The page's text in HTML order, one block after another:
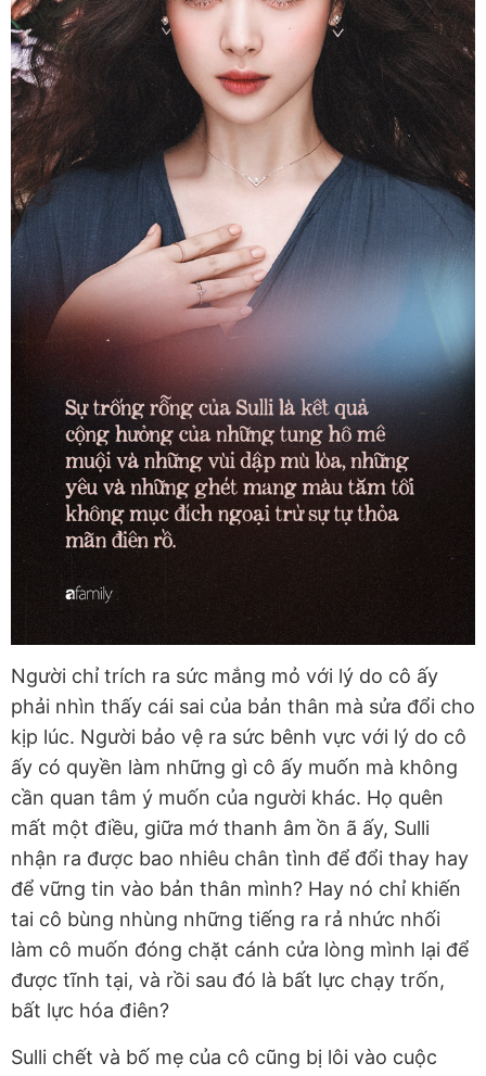
Người chỉ trích ra sức mắng mỏ với lý do cô ấy
phải nhìn thấy cái sai của bản thân mà sửa đổi cho
kịp lúc. Người bảo vệ ra sức bênh vực với lý do cô
ấy có quyền làm những gì cô ấy muốn mà không
cần quan tâm ý muốn của người khác. Họ quên
mất một điều, giữa mớ thanh âm ồn ã ấy, Sulli
nhận ra được bao nhiêu chân tình để đổi thay hay
để vững tin vào bản thân mình? Hay nó chỉ khiến
tai cô bùng nhùng những tiếng ra rả nhức nhối
làm cô muốn đóng chặt cánh cửa lòng mình lại để
được tĩnh tại, và rồi sau đó là bất lực chạy trốn,
bất lực hóa điên?
Sulli chết và bố mẹ của cô cũng bị lôi vào cuộc